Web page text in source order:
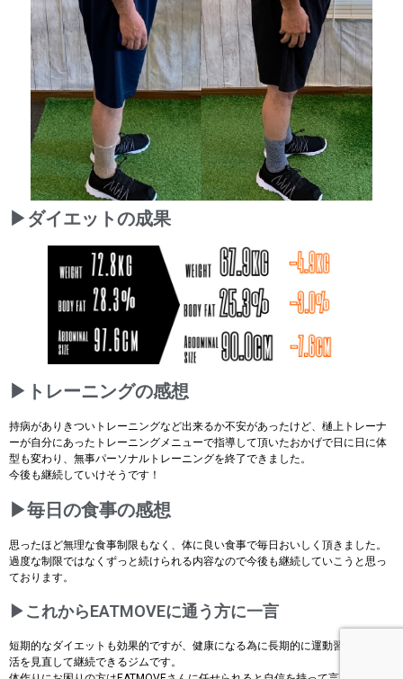
▶ダイエットの成果
▶トレーニングの感想
持病がありきついトレーニングなど出来るか不安があったけど、樋上トレーナ
ーが自分にあったトレーニングメニューで指導して頂いたおかげで日に日に体
型も変わり、無事パーソナルトレーニングを終了できました。
今後も継続していけそうです！
▶毎日の食事の感想
思ったほど無理な食事制限もなく、体に良い食事で毎日おいしく頂きました。
過度な制限ではなくずっと続けられる内容なので今後も継続していこうと思っ
ております。
▶これからEATMOVEに通う方に一言
短期的なダイエットも効果的ですが、健康になる為に長期的に運動習慣や食生
活を見直して継続できるジムです。